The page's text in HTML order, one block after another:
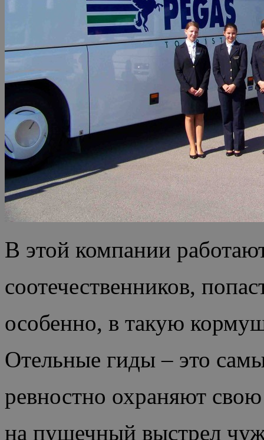
В этой компании
соотечественников,
особенно, в такую
Отельные гиды – это
ревностно охраняют
на пушечный выстрел